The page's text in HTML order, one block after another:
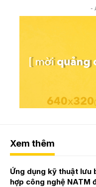
-
Xem thêm
Ứng dụng kỹ thuật lưu
hợp công nghệ NATM